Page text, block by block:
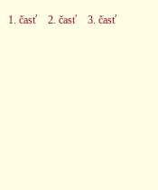
1. časť 2. časť 3. časť